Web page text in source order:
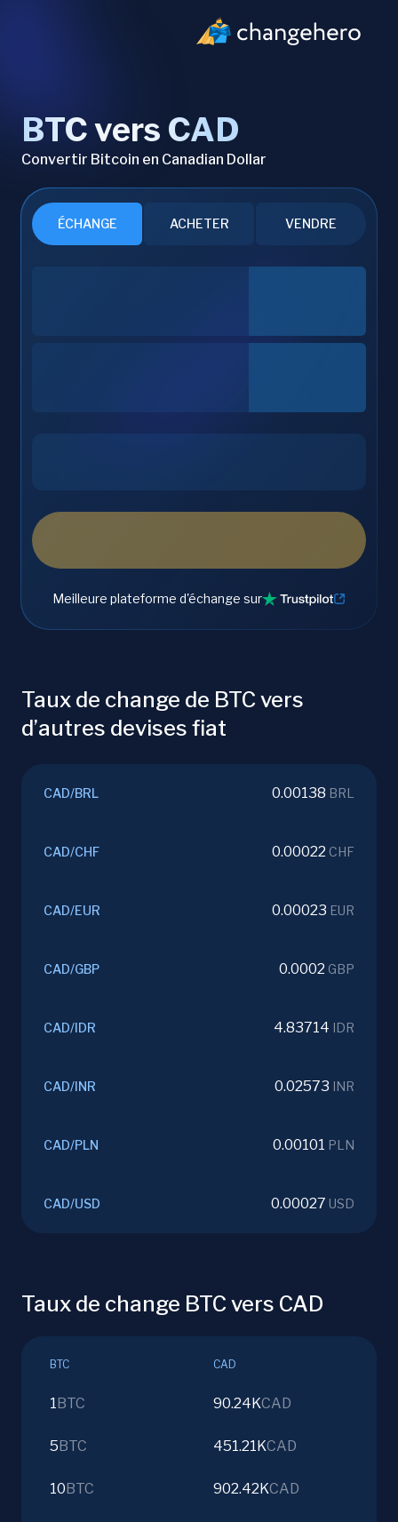
BTC vers CAD
Convertir Bitcoin en Canadian Dollar
ÉCHANGE ACHETER VENDRE
Meilleure plateforme d'échange sur
Taux de change de BTC vers
d’autres devises fiat
CAD/BRL 0.00138 BRL
CAD/CHF 0.00022 CHF
CAD/EUR 0.00023 EUR
CAD/GBP 0.0002 GBP
CAD/IDR 4.83714 IDR
CAD/INR 0.02573 INR
CAD/PLN 0.00101 PLN
CAD/USD 0.00027 USD
Taux de change BTC vers CAD
BTC CAD
1 BTC 90.24KCAD
5 BTC 451.21KCAD
10 BTC 902.42KCAD